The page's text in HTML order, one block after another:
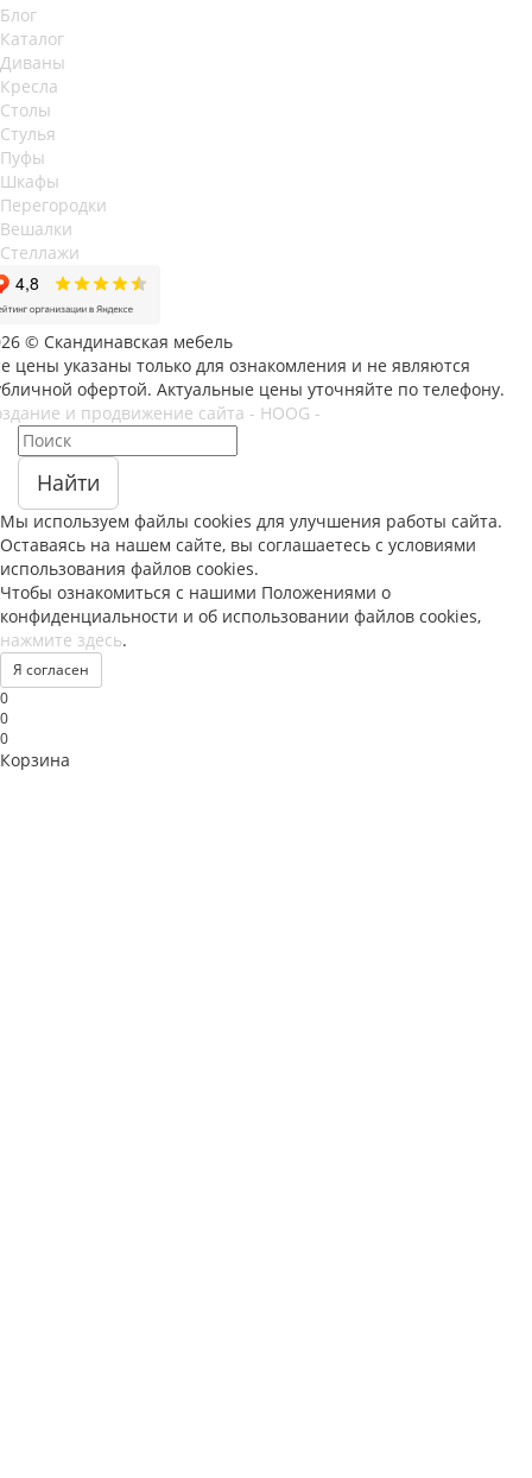
Блог
Каталог
Диваны
Кресла
Столы
Стулья
Пуфы
Шкафы
Перегородки
Вешалки
Стеллажи
© Скандинавская мебель
цены указаны только для ознакомления и не являются
офертой. Актуальные цены уточняйте по телефону.
и продвижение сайта - HOOG -
Найти
Мы используем файлы cookies для улучшения работы сайта.
Оставаясь на нашем сайте, вы соглашаетесь с условиями
использования файлов cookies.
Чтобы ознакомиться с нашими Положениями о
конфиденциальности и об использовании файлов cookies,
нажмите здесь.
Я согласен
0
0
0
Корзина